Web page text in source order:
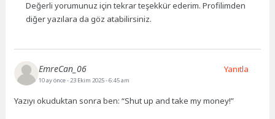
Değerli yorumunuz için tekrar teşekkür ederim. Profilimden
diğer yazılara da göz atabilirsiniz.
EmreCan_06
10 ay önce- 23 Ekim 2025 - 6:45 am
Yazıyı okuduktan sonra ben: “Shut up and take my money!”
Yanıtla